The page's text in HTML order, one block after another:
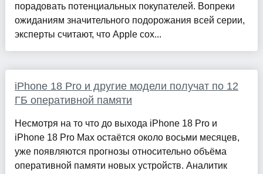
порадовать потенциальных покупателей. Вопреки
ожиданиям значительного подорожания всей серии,
эксперты считают, что Apple сох...
iPhone 18 Pro и другие модели получат по 12
ГБ оперативной памяти
Несмотря на то что до выхода iPhone 18 Pro и
iPhone 18 Pro Max остаётся около восьми месяцев,
уже появляются прогнозы относительно объёма
оперативной памяти новых устройств. Аналитик